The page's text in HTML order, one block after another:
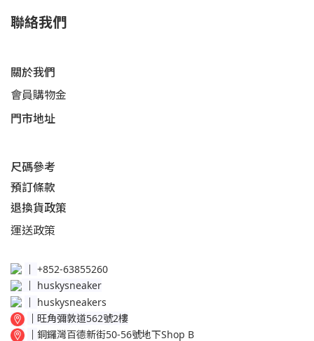
聯絡我們
關於我們
會員購物金
門市地址
尺碼參考
預訂條款
退換貨政策​
運送政策​
│ +852-63855260
huskysneaker
│ huskysneakers
│ 旺角彌敦道562號2樓
│ 銅鑼灣百德新街50-56號地下Shop B